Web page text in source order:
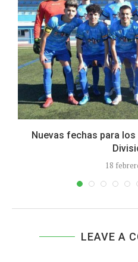
Nuevas fechas para
18
LEAVE A